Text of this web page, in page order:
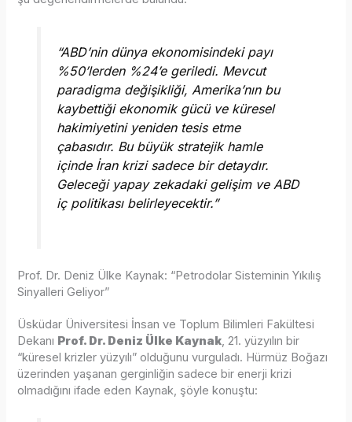
“ABD’nin dünya ekonomisindeki payı
%50’lerden %24’e geriledi. Mevcut
paradigma değişikliği, Amerika’nın bu
kaybettiği ekonomik gücü ve küresel
hakimiyetini yeniden tesis etme
çabasıdır. Bu büyük stratejik hamle
içinde İran krizi sadece bir detaydır.
Geleceği yapay zekadaki gelişim ve ABD
iç politikası belirleyecektir.”
Prof. Dr. Deniz Ülke Kaynak: “Petrodolar Sisteminin Yıkılış
Sinyalleri Geliyor”
Üsküdar Üniversitesi İnsan ve Toplum Bilimleri Fakültesi
Dekanı Prof. Dr. Deniz Ülke Kaynak , 21. yüzyılın bir
“küresel krizler yüzyılı” olduğunu vurguladı. Hürmüz Boğazı
üzerinden yaşanan gerginliğin sadece bir enerji krizi
olmadığını ifade eden Kaynak, şöyle konuştu: